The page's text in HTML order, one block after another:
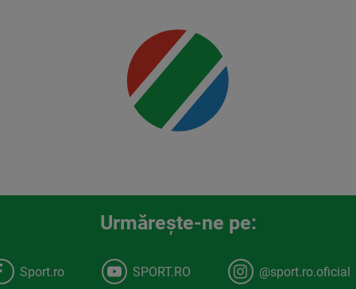
Urmăreşte-ne pe:
Sport.ro SPORT.RO @sport.ro.oficial